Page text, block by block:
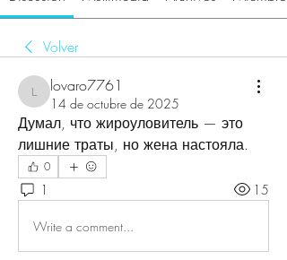
Volver
lovaro7761
lovaro7761
14 de octubre de 2025
Думал, что жироуловитель — это
лишние траты, но жена настояла.
0
1 15
Write a comment...